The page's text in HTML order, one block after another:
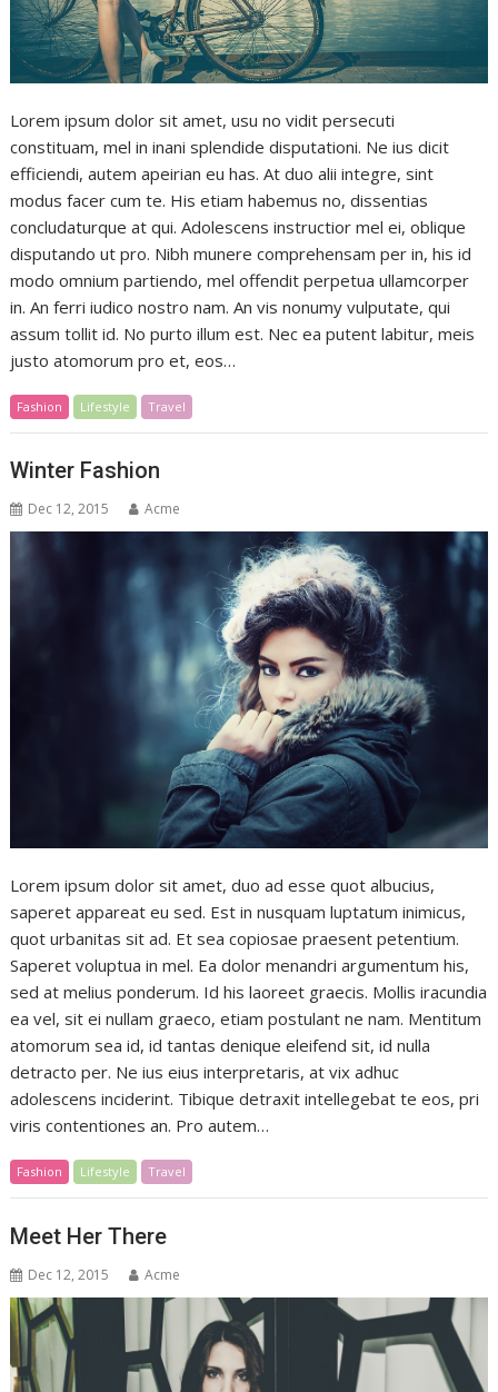
Lorem ipsum dolor sit amet, usu no vidit persecuti
constituam, mel in inani splendide disputationi. Ne ius dicit
efficiendi, autem apeirian eu has. At duo alii integre, sint
modus facer cum te. His etiam habemus no, dissentias
concludaturque at qui. Adolescens instructior mel ei, oblique
disputando ut pro. Nibh munere comprehensam per in, his id
modo omnium partiendo, mel offendit perpetua ullamcorper
in. An ferri iudico nostro nam. An vis nonumy vulputate, qui
assum tollit id. No purto illum est. Nec ea putent labitur, meis
justo atomorum pro et, eos…
Fashion Lifestyle Travel
Winter Fashion
Dec 12, 2015 Acme
Lorem ipsum dolor sit amet, duo ad esse quot albucius,
saperet appareat eu sed. Est in nusquam luptatum inimicus,
quot urbanitas sit ad. Et sea copiosae praesent petentium.
Saperet voluptua in mel. Ea dolor menandri argumentum his,
sed at melius ponderum. Id his laoreet graecis. Mollis iracundia
ea vel, sit ei nullam graeco, etiam postulant ne nam. Mentitum
atomorum sea id, id tantas denique eleifend sit, id nulla
detracto per. Ne ius eius interpretaris, at vix adhuc
adolescens inciderint. Tibique detraxit intellegebat te eos, pri
viris contentiones an. Pro autem…
Fashion Lifestyle Travel
Meet Her There
Dec 12, 2015 Acme